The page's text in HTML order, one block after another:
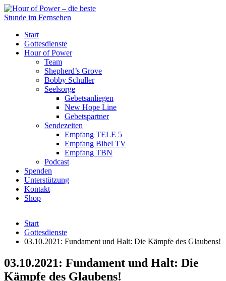
Start
Gottesdienste
Hour of Power
Team
Shepherd’s Grove
Bobby Schuller
Seelsorge
Gebetsanliegen
New Hope Line
Gebetspartner
Sendezeiten
Empfang TELE 5
Empfang Bibel TV
Empfang TBN
Podcast
Spenden
Unterstützung
Kontakt
Shop
Start
Gottesdienste
03.10.2021: Fundament und Halt: Die Kämpfe des Glaubens!
03.10.2021: Fundament und Halt: Die
Kämpfe des Glaubens!